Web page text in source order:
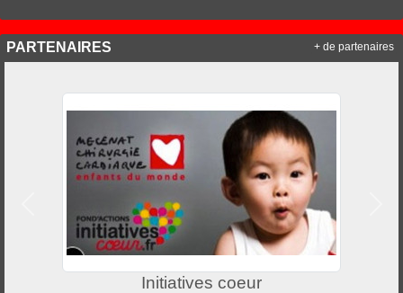
PARTENAIRES
Initiatives coeur
Précedent
+ de partenaires